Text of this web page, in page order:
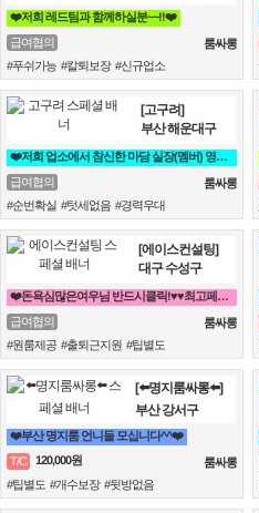
❤️저희 레드팀과 함께하실분~~!!❤️
급여협의
룸싸롱
#푸쉬가능 #칼퇴보장 #신규업소
[고구려]
부산 해운대구
❤️저희 업소에서 참신한 마담 실장(멤버) 영업진 구좌 사장님들을 모십니다❤️
급여협의
룸싸롱
#순번확실 #텃세없음 #경력우대
[에이스컨설팅]
대구 수성구
❤️돈욕심많은여우님 반드시클릭!♥♥최고페이♥♥당일지급❤️
급여협의
룸싸롱
#원룸제공 #출퇴근지원 #팁별도
[⬅️명지룸싸롱⬅️]
부산 강서구
❤️부산 명지룸 언니들 모십니다^^❤️
T/C
120,000원
룸싸롱
#팁별도 #개수보장 #뒷방없음